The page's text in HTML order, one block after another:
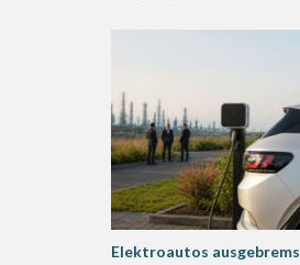
Elektroautos